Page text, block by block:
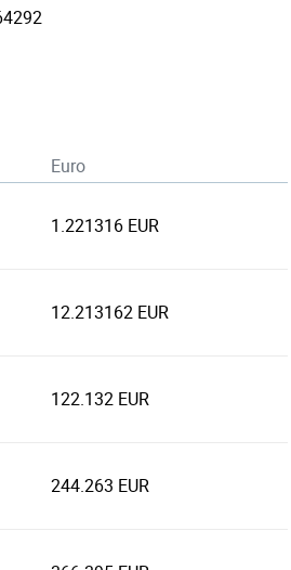
Euro
1.221316 EUR
12.213162 EUR
122.132 EUR
244.263 EUR